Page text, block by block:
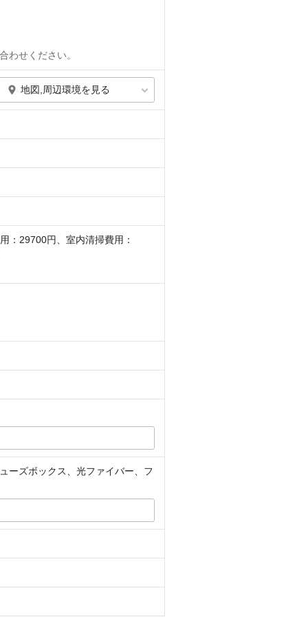
わせください。
地図,周辺環境を見る
：29700円、室内清掃費用：
ーズボックス、光ファイバー、フ